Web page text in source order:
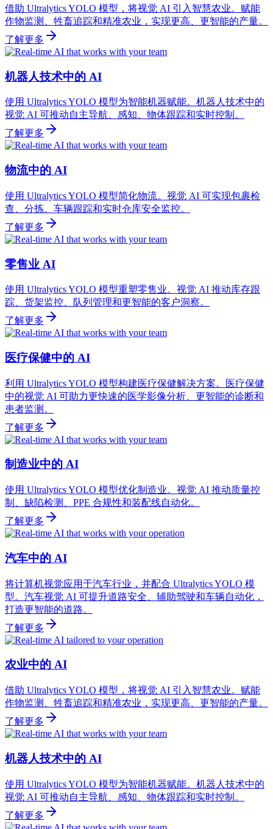
借助 Ultralytics YOLO 模型，将视觉 AI 引入智慧农业。赋能
作物监测、牲畜追踪和精准农业，实现更高、更智能的产量。
了解更多
机器人技术中的 AI
使用 Ultralytics YOLO 模型为智能机器赋能。机器人技术中的
视觉 AI 可推动自主导航、感知、物体跟踪和实时控制。
了解更多
物流中的 AI
使用 Ultralytics YOLO 模型简化物流。视觉 AI 可实现包裹检
查、分拣、车辆跟踪和实时仓库安全监控。
了解更多
零售业 AI
使用 Ultralytics YOLO 模型重塑零售业。视觉 AI 推动库存跟
踪、货架监控、队列管理和更智能的客户洞察。
了解更多
医疗保健中的 AI
利用 Ultralytics YOLO 模型构建医疗保健解决方案。医疗保健
中的视觉 AI 可助力更快速的医学影像分析、更智能的诊断和
患者监测。
了解更多
制造业中的 AI
使用 Ultralytics YOLO 模型优化制造业。视觉 AI 推动质量控
制、缺陷检测、PPE 合规性和装配线自动化。
了解更多
汽车中的 AI
将计算机视觉应用于汽车行业，并配合 Ultralytics YOLO 模
型。汽车视觉 AI 可提升道路安全、辅助驾驶和车辆自动化，
打造更智能的道路。
了解更多
农业中的 AI
借助 Ultralytics YOLO 模型，将视觉 AI 引入智慧农业。赋能
作物监测、牲畜追踪和精准农业，实现更高、更智能的产量。
了解更多
机器人技术中的 AI
使用 Ultralytics YOLO 模型为智能机器赋能。机器人技术中的
视觉 AI 可推动自主导航、感知、物体跟踪和实时控制。
了解更多